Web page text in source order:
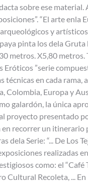
sobre ese material.
“El arte enla
y artísticos
pinta los dela
metros. X5,80 metros.
Eróticos ”serie
técnicas en cada rama,
Colombia, Europa y
galardón, la única
proyecto presentado
en recorrer un itinerario
dela Serie: “... De Los
realizadas
como: el “Café
Cultural Recoleta, ...